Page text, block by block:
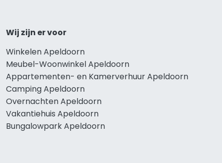
Wij zijn er voor
Winkelen Apeldoorn
Meubel-Woonwinkel Apeldoorn
Appartementen- en Kamerverhuur Apeldoorn
Camping Apeldoorn
Overnachten Apeldoorn
Vakantiehuis Apeldoorn
Bungalowpark Apeldoorn